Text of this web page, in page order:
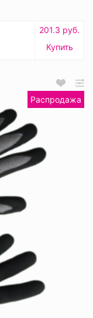
201.3 руб.
Купить
Распродажа